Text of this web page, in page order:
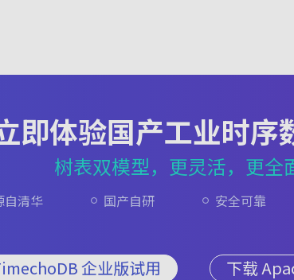
即体验国产工业时序
树表双模型，更灵活，更全
自清华 国产自研 安全可靠
企业版试用 下载